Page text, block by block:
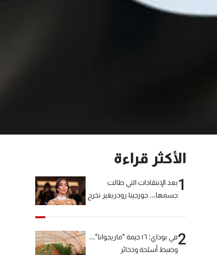
الأكثر قراءة
1بعد الإنتقادات التي طالت
جسمها... جورجينا رودريغيز تخرج
2
في بوداي: ١٦ خيمة "ماريجوانا"...
وضبط أسلحة وذخائر